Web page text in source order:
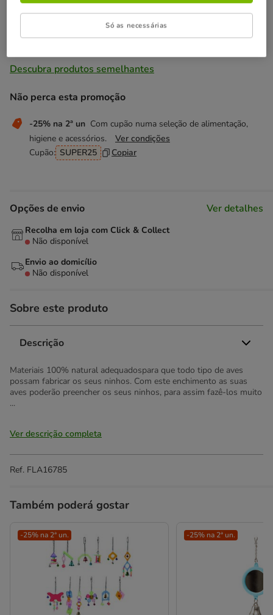
Não perca esta promoção
-25% na 2ª un Com cupão numa seleção de alimentação,
higiene e acessórios.
Ver condições
Cupão: SUPER25 Copiar
Preço 2.39€
2.39€
Descubra produtos semelhantes
Opções de envio Ver detalhes
Recolha em loja com Click & Collect
Não disponível
Envio ao domicílio
Não disponível
Sobre este produto
Descrição
Materiais 100% natural adequadospara que todo tipo de aves
possam fabricar os seus ninhos. Com este enchimento as suas
aves poderão preencher os seus ninhos, para assim fazê-los muito
...
Ver descrição completa
Ref. FLA16785
Também poderá gostar
-25% na 2ª un. -25% na 2ª un.
Só as necessárias